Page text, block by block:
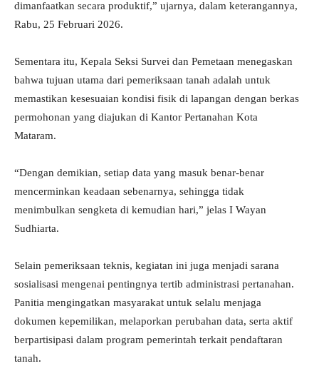
dimanfaatkan secara produktif,” ujarnya, dalam keterangannya,
Rabu, 25 Februari 2026.
Sementara itu, Kepala Seksi Survei dan Pemetaan menegaskan
bahwa tujuan utama dari pemeriksaan tanah adalah untuk
memastikan kesesuaian kondisi fisik di lapangan dengan berkas
permohonan yang diajukan di Kantor Pertanahan Kota
Mataram.
“Dengan demikian, setiap data yang masuk benar-benar
mencerminkan keadaan sebenarnya, sehingga tidak
menimbulkan sengketa di kemudian hari,” jelas I Wayan
Sudhiarta.
Selain pemeriksaan teknis, kegiatan ini juga menjadi sarana
sosialisasi mengenai pentingnya tertib administrasi pertanahan.
Panitia mengingatkan masyarakat untuk selalu menjaga
dokumen kepemilikan, melaporkan perubahan data, serta aktif
berpartisipasi dalam program pemerintah terkait pendaftaran
tanah.